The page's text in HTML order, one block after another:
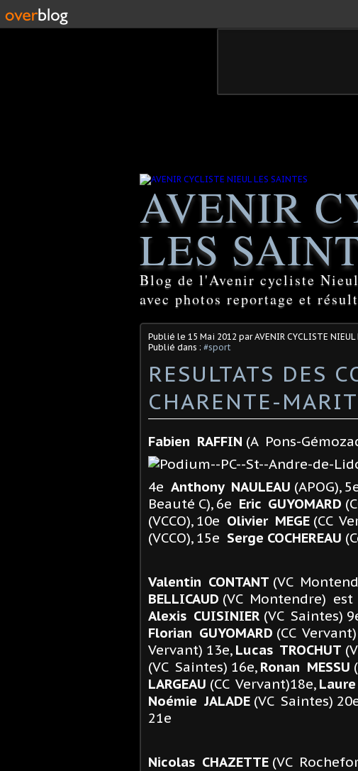
AVENIR
LES
Blog de l'Avenir cycliste
avec photos reportage et
Publié le 15 Mai 2012 par AVENIR CYCLISTE NIEUL
Publié dans : #sport
RESULTATS DES
CHARENTE-
Fabien RAFFIN (A Pons-
4e Anthony NAULEAU (APOG),
Beauté C), 6e Eric GUYOMARD
(VCCO), 10e Olivier MEGE (CC
(VCCO), 15e Serge COCHEREAU
Valentin CONTANT (VC
BELLICAUD (VC Montendre) est
Alexis CUISINIER (VC Saintes)
Florian GUYOMARD (CC
Vervant) 13e, Lucas TROCHUT
(VC Saintes) 16e, Ronan MESSU
LARGEAU (CC Vervant)18e, Laure
Noémie JALADE (VC Saintes)
21e
Nicolas CHAZETTE (VC